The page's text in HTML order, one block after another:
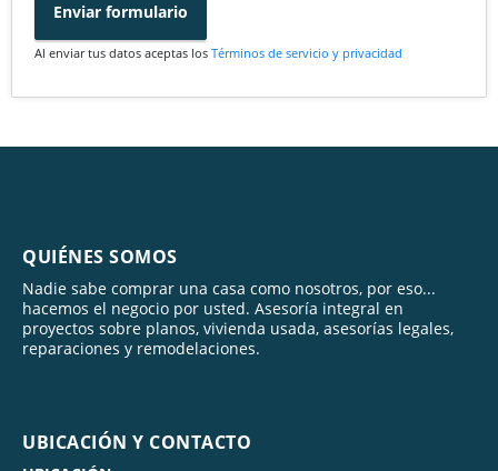
Enviar formulario
Al enviar tus datos aceptas los Términos de servicio y privacidad
QUIÉNES SOMOS
Nadie sabe comprar una casa como nosotros, por eso...
hacemos el negocio por usted. Asesoría integral en
proyectos sobre planos, vivienda usada, asesorías legales,
reparaciones y remodelaciones.
UBICACIÓN Y CONTACTO